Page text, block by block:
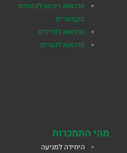
סדנאות גיבוש לצוותים
מקצועיים
סדנאות לחיילים
סדנאות לנערים
מהי התמכרות
היחידה למניעה